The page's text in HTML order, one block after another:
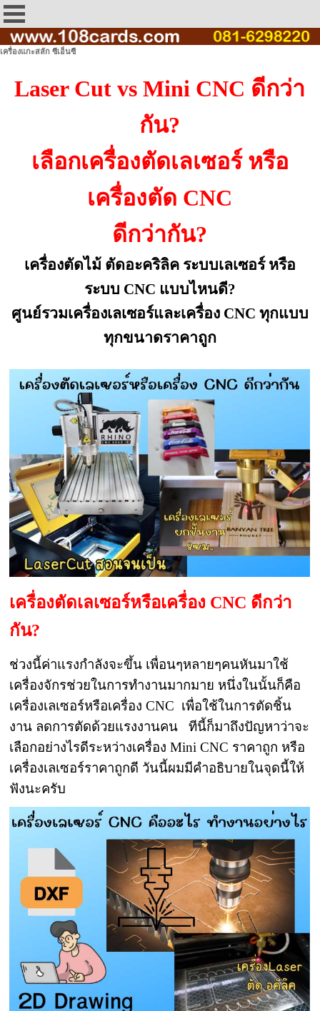
เครื่องแกะสลัก ซีเอ็นซี
Laser Cut vs Mini CNC ดีกว่า
กัน?
เลือกเครื่องตัดเลเซอร์ หรือ
เครื่องตัด CNC
ดีกว่ากัน?
เครื่องตัดไม้ ตัดอะคริลิค ระบบเลเซอร์ หรือ
ระบบ CNC แบบไหนดี?
ศูนย์รวมเครื่องเลเซอร์และเครื่อง CNC ทุกแบบ
ทุกขนาดราคาถูก
เครื่องตัดเลเซอร์หรือเครื่อง CNC ดีกว่า
กัน?
ช่วงนี้ค่าแรงกำลังจะขึ้น เพื่อนๆหลายๆคนหันมาใช้
เครื่องจักรช่วยในการทำงานมากมาย หนึ่งในนั้นก็คือ
เครื่องเลเซอร์หรือเครื่อง CNC เพื่อใช้ในการตัดชิ้น
งาน ลดการตัดด้วยแรงงานคน ทีนี้ก็มาถึงปัญหาว่าจะ
เลือกอย่างไรดีระหว่างเครื่อง Mini CNC ราคาถูก หรือ
เครื่องเลเซอร์ราคาถูกดี วันนี้ผมมีคำอธิบายในจุดนี้ให้
ฟังนะครับ